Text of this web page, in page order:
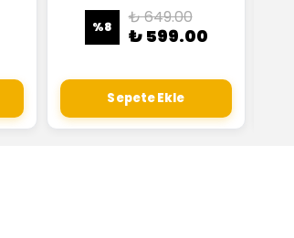
%8 ₺ 649.00
₺ 599.00
Sepete Ekle